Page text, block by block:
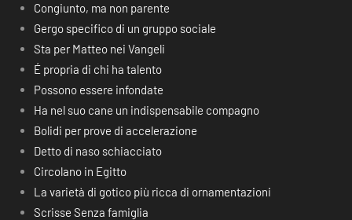
Congiunto, ma non parente
Gergo specifico di un gruppo sociale
Sta per Matteo nei Vangeli
É propria di chi ha talento
Possono essere infondate
Ha nel suo cane un indispensabile compagno
Bolidi per prove di accelerazione
Detto di naso schiacciato
Circolano in Egitto
La varietà di gotico più ricca di ornamentazioni
Scrisse Senza famiglia